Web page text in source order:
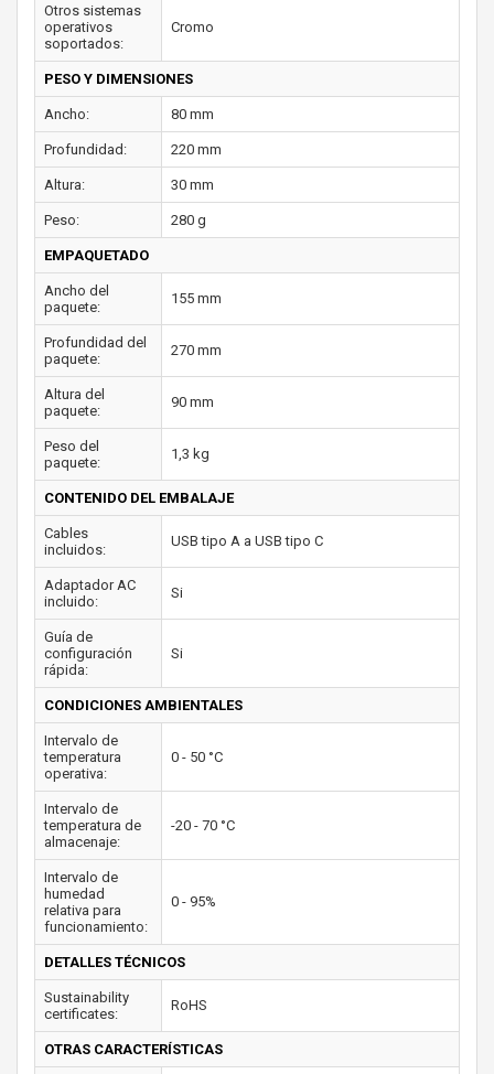
Otros sistemas
operativos
soportados:
Cromo
PESO Y DIMENSIONES
Ancho: 80 mm
Profundidad: 220 mm
Altura: 30 mm
Peso: 280 g
EMPAQUETADO
Ancho del
paquete:
155 mm
Profundidad del
paquete:
270 mm
Altura del
paquete:
90 mm
Peso del
paquete:
1,3 kg
CONTENIDO DEL EMBALAJE
Cables
incluidos:
USB tipo A a USB tipo C
Adaptador AC
incluido:
Si
Guía de
configuración
rápida:
Si
CONDICIONES AMBIENTALES
Intervalo de
temperatura
operativa:
0 - 50 °C
Intervalo de
temperatura de
almacenaje:
-20 - 70 °C
Intervalo de
humedad
relativa para
funcionamiento:
0 - 95%
DETALLES TÉCNICOS
Sustainability
certificates:
RoHS
OTRAS CARACTERÍSTICAS